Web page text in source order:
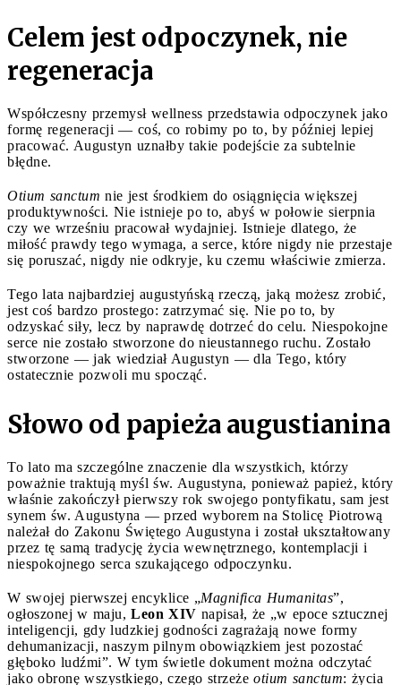
Celem jest odpoczynek, nie
regeneracja
Współczesny przemysł wellness przedstawia odpoczynek jako
formę regeneracji — coś, co robimy po to, by później lepiej
pracować. Augustyn uznałby takie podejście za subtelnie
błędne.
Otium sanctum nie jest środkiem do osiągnięcia większej
produktywności. Nie istnieje po to, abyś w połowie sierpnia
czy we wrześniu pracował wydajniej. Istnieje dlatego, że
miłość prawdy tego wymaga, a serce, które nigdy nie przestaje
się poruszać, nigdy nie odkryje, ku czemu właściwie zmierza.
Tego lata najbardziej augustyńską rzeczą, jaką możesz zrobić,
jest coś bardzo prostego: zatrzymać się. Nie po to, by
odzyskać siły, lecz by naprawdę dotrzeć do celu. Niespokojne
serce nie zostało stworzone do nieustannego ruchu. Zostało
stworzone — jak wiedział Augustyn — dla Tego, który
ostatecznie pozwoli mu spocząć.
Słowo od papieża augustianina
To lato ma szczególne znaczenie dla wszystkich, którzy
poważnie traktują myśl św. Augustyna, ponieważ papież, który
właśnie zakończył pierwszy rok swojego pontyfikatu, sam jest
synem św. Augustyna — przed wyborem na Stolicę Piotrową
należał do Zakonu Świętego Augustyna i został ukształtowany
przez tę samą tradycję życia wewnętrznego, kontemplacji i
niespokojnego serca szukającego odpoczynku.
W swojej pierwszej encyklice „Magnifica Humanitas”,
ogłoszonej w maju, Leon XIV napisał, że „w epoce sztucznej
inteligencji, gdy ludzkiej godności zagrażają nowe formy
dehumanizacji, naszym pilnym obowiązkiem jest pozostać
głęboko ludźmi”. W tym świetle dokument można odczytać
jako obronę wszystkiego, czego strzeże otium sanctum: życia